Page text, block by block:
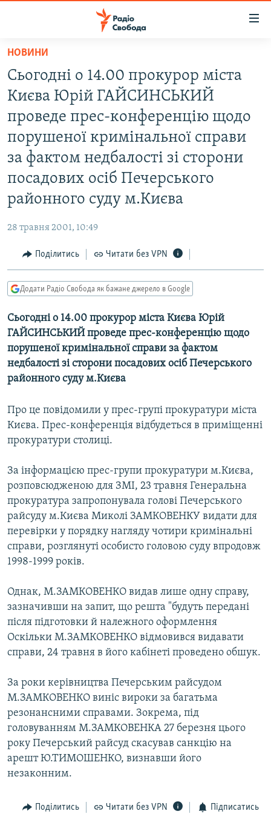
Перейти
основного
матеріалу
до
основної
навігації
Перейти
до
пошуку
ВСЕ ЗА ДОБУ
ЕКОНОМІКА
СУСПІЛЬСТВО
КУЛЬТУРА
СВІТ
РОСІЙСЬКА «ФІЛЬТРАЦІЯ»
ДОНБАС.РЕАЛІЇ
КРИМ.РЕАЛІЇ
КИТАЙ.ВИКЛИКИ
МУЛЬТИМЕДІА
СПЕЦПРОЄКТИ
ПОДКАСТИ
КРИМ РЕАЛІЇ
УКР
КТАТ
ДОЛУЧАЙСЯ!
Усі сайти RFE/RL
НОВИНИ
Сьогодні о 14.00 прокурор міста
Києва Юрій ГАЙСИНСЬКИЙ
проведе прес-конференцію щодо
порушеної кримінальної справи
за фактом недбалості зі сторони
посадових осіб Печерського
районного суду м.Києва
28 травня 2001, 10:49
Поділитись Читати без VPN
Додати Радіо Свобода як бажане джерело в Google
Сьогодні о 14.00 прокурор міста Києва Юрій
ГАЙСИНСЬКИЙ проведе прес-конференцію щодо
порушеної кримінальної справи за фактом
недбалості зі сторони посадових осіб Печерського
районного суду м.Києва
Про це повідомили у прес-групі прокуратури міста
Києва. Прес-конференція відбудеться в приміщенні
прокуратури столиці.
За інформацією прес-групи прокуратури м.Києва,
розповсюдженою для ЗМІ, 23 травня Генеральна
прокуратура запропонувала голові Печерського
райсуду м.Києва Миколі ЗАМКОВЕНКУ видати для
перевірки у порядку нагляду чотири кримінальні
справи, розглянуті особисто головою суду впродовж
1998-1999 років.
Однак, М.ЗАМКОВЕНКО видав лише одну справу,
зазначивши на запит, що решта "будуть передані
після підготовки й належного оформлення
Оскільки М.ЗАМКОВЕНКО відмовився видавати
справи, 24 травня в його кабінеті проведено обшук.
За роки керівництва Печерським райсудом
М.ЗАМКОВЕНКО виніс вироки за багатьма
резонансними справами. Зокрема, під
головуванням М.ЗАМКОВЕНКА 27 березня цього
року Печерський райсуд скасував санкцію на
арешт Ю.ТИМОШЕНКО, визнавши його
незаконним.
Поділитись Читати без VPN Підписатись